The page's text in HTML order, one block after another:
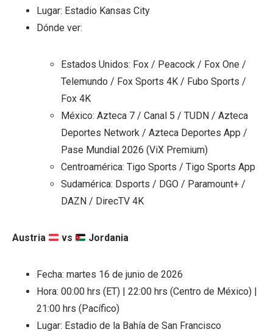
Lugar: Estadio Kansas City
Dónde ver:
Estados Unidos: Fox / Peacock / Fox One /
Telemundo / Fox Sports 4K / Fubo Sports /
Fox 4K
México: Azteca 7 / Canal 5 / TUDN / Azteca
Deportes Network / Azteca Deportes App /
Pase Mundial 2026 (ViX Premium)
Centroamérica: Tigo Sports / Tigo Sports App
Sudamérica: Dsports / DGO / Paramount+ /
DAZN / DirecTV 4K
Austria vs Jordania
Fecha: martes 16 de junio de 2026
Hora: 00:00 hrs (ET) | 22:00 hrs (Centro de México) |
21:00 hrs (Pacífico)
Lugar: Estadio de la Bahía de San Francisco